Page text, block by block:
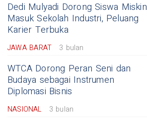
Dedi Mulyadi Dorong Siswa Miskin
Masuk Sekolah Industri, Peluang
Karier Terbuka
JAWA BARAT 3 bulan
WTCA Dorong Peran Seni dan
Budaya sebagai Instrumen
Diplomasi Bisnis
NASIONAL 3 bulan